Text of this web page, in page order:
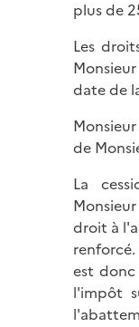
plus de
Les
date de
de
La
droit à
renforcé.
est donc
l'impôt